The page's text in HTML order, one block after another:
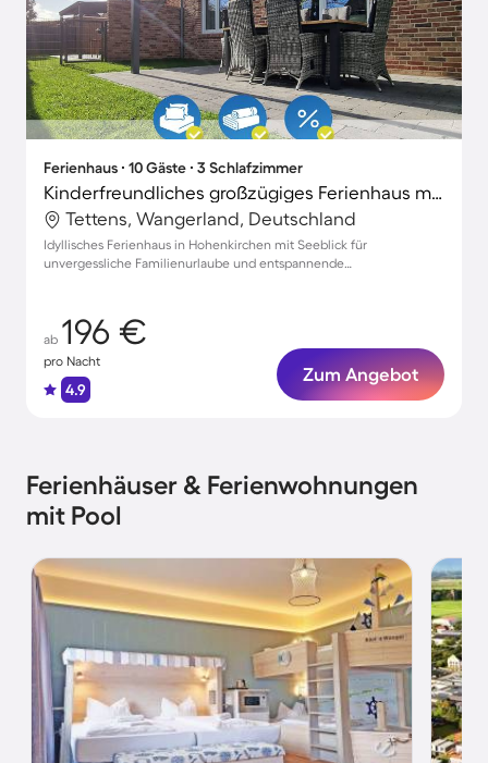
Ferienhaus ∙ 10 Gäste ∙ 3 Schlafzimmer
Kinderfreundliches großzügiges Ferienhaus mit Sauna, Grill und Terrasse | Seeblick | Strand in der Nähe | Haustierfreundlich
Tettens, Wangerland, Deutschland
Idyllisches Ferienhaus in Hohenkirchen mit Seeblick für
unvergessliche Familienurlaube und entspannende
ab 196 €
pro Nacht
4.9
Zum Angebot
Ferienhäuser & Ferienwohnungen
mit Pool